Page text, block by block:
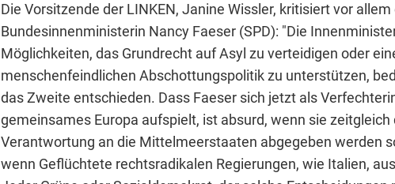
Die Vorsitzende der LINKEN, Janine Wissler, kritisiert vor
Bundesinnenministerin Nancy Faeser (SPD): "Die
Möglichkeiten, das Grundrecht auf Asyl zu verteidigen oder
menschenfeindlichen Abschottungspolitik zu unterstützen,
das Zweite entschieden. Dass Faeser sich jetzt als
gemeinsames Europa aufspielt, ist absurd, wenn sie zeitgleich
Verantwortung an die Mittelmeerstaaten abgegeben werden
wenn Geflüchtete rechtsradikalen Regierungen, wie Italien,